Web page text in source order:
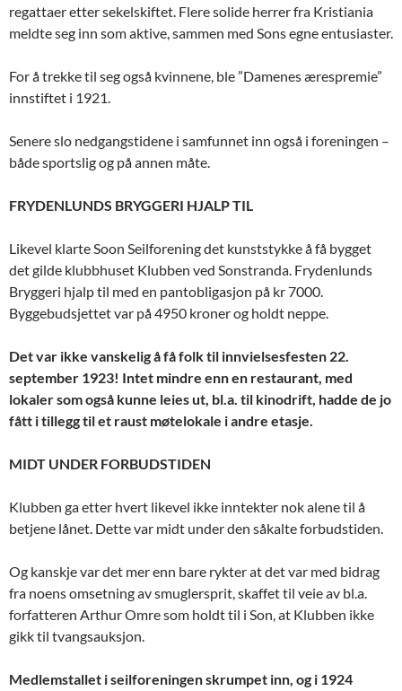
regattaer etter sekelskiftet. Flere solide herrer fra Kristiania
meldte seg inn som aktive, sammen med Sons egne entusiaster.
For å trekke til seg også kvinnene, ble ”Damenes ærespremie”
innstiftet i 1921.
Senere slo nedgangstidene i samfunnet inn også i foreningen –
både sportslig og på annen måte.
FRYDENLUNDS BRYGGERI HJALP TIL
Likevel klarte Soon Seilforening det kunststykke å få bygget
det gilde klubbhuset Klubben ved Sonstranda. Frydenlunds
Bryggeri hjalp til med en pantobligasjon på kr 7000.
Byggebudsjettet var på 4950 kroner og holdt neppe.
Det var ikke vanskelig å få folk til innvielsesfesten 22.
september 1923! Intet mindre enn en restaurant, med
lokaler som også kunne leies ut, bl.a. til kinodrift, hadde de jo
fått i tillegg til et raust møtelokale i andre etasje.
MIDT UNDER FORBUDSTIDEN
Klubben ga etter hvert likevel ikke inntekter nok alene til å
betjene lånet. Dette var midt under den såkalte forbudstiden.
Og kanskje var det mer enn bare rykter at det var med bidrag
fra noens omsetning av smuglersprit, skaffet til veie av bl.a.
forfatteren Arthur Omre som holdt til i Son, at Klubben ikke
gikk til tvangsauksjon.
Medlemstallet i seilforeningen skrumpet inn, og i 1924